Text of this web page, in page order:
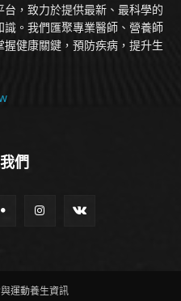
，致力於提供最新、最科學的
。我們匯聚專業醫師、營養師
健康關鍵，預防疾病，提升生
們
運動養生資訊